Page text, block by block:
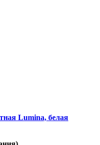
Lumina, белая